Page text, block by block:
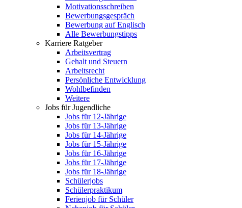
Motivationsschreiben
Bewerbungsgespräch
Bewerbung auf Englisch
Alle Bewerbungstipps
Karriere Ratgeber
Arbeitsvertrag
Gehalt und Steuern
Arbeitsrecht
Persönliche Entwicklung
Wohlbefinden
Weitere
Jobs für Jugendliche
Jobs für 12-Jährige
Jobs für 13-Jährige
Jobs für 14-Jährige
Jobs für 15-Jährige
Jobs für 16-Jährige
Jobs für 17-Jährige
Jobs für 18-Jährige
Schülerjobs
Schülerpraktikum
Ferienjob für Schüler